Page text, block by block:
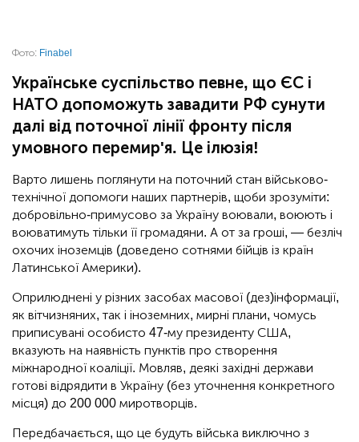
Фото: Finabel
Українське суспільство певне, що ЄС і
НАТО допоможуть завадити РФ сунути
далі від поточної лінії фронту після
умовного перемир'я. Це ілюзія!
Варто лишень поглянути на поточний стан військово-
технічної допомоги наших партнерів, щоби зрозуміти:
добровільно-примусово за Україну воювали, воюють і
воюватимуть тільки її громадяни. А от за гроші, — безліч
охочих іноземців (доведено сотнями бійців із країн
Латинської Америки).
Оприлюднені у різних засобах масової (дез)інформації,
як вітчизняних, так і іноземних, мирні плани, чомусь
приписувані особисто 47-му президенту США,
вказують на наявність пунктів про створення
міжнародної коаліції. Мовляв, деякі західні держави
готові відрядити в Україну (без уточнення конкретного
місця) до 200 000 миротворців.
Передбачається, що це будуть війська виключно з